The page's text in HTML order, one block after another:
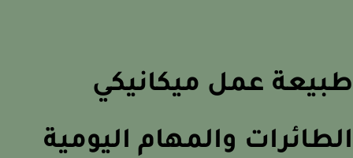
عمل ميكانيكي
والمهام اليومية